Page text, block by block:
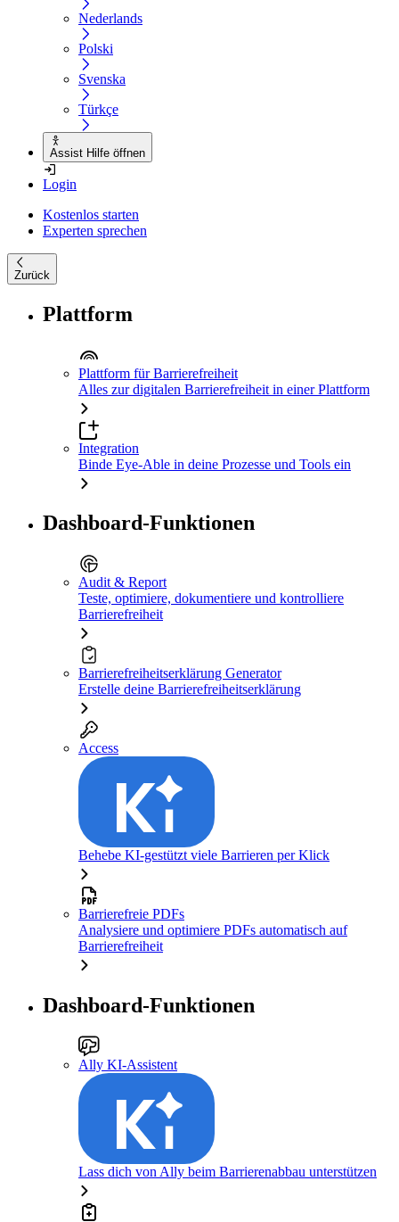
Nederlands
Polski
Svenska
Türkçe
Assist Hilfe öffnen
Login
Kostenlos starten
Experten sprechen
Zurück
Plattform
Plattform für Barrierefreiheit
Alles zur digitalen Barrierefreiheit in einer Plattform
Integration
Binde Eye-Able in deine Prozesse und Tools ein
Dashboard-Funktionen
Audit & Report
Teste, optimiere, dokumentiere und kontrolliere
Barrierefreiheit
Barrierefreiheitserklärung Generator
Erstelle deine Barrierefreiheitserklärung
Access
Behebe KI-gestützt viele Barrieren per Klick
Barrierefreie PDFs
Analysiere und optimiere PDFs automatisch auf
Barrierefreiheit
Dashboard-Funktionen
Ally KI-Assistent
Lass dich von Ally beim Barrierenabbau unterstützen